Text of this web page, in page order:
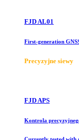
FJD AL01
First-generation
Precyzyjne siewy
FJD APS
Kontrola